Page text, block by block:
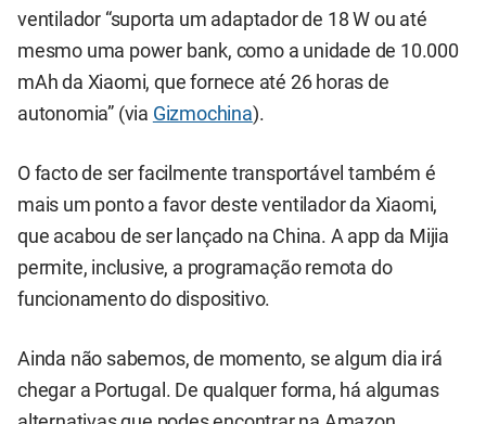
ventilador “suporta um adaptador de 18 W ou até
mesmo uma power bank, como a unidade de 10.000
mAh da Xiaomi, que fornece até 26 horas de
autonomia” (via Gizmochina).
O facto de ser facilmente transportável também é
mais um ponto a favor deste ventilador da Xiaomi,
que acabou de ser lançado na China. A app da Mijia
permite, inclusive, a programação remota do
funcionamento do dispositivo.
Ainda não sabemos, de momento, se algum dia irá
chegar a Portugal. De qualquer forma, há algumas